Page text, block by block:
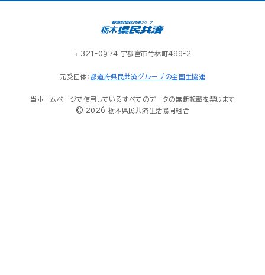
〒321-0974 宇都宮市竹林町488-2
元受団体： 都道府県民共済グループの全国生協連
当ホームページで使用しているすべてのデータの無断転載を禁じます
© 2026 栃木県民共済生活協同組合